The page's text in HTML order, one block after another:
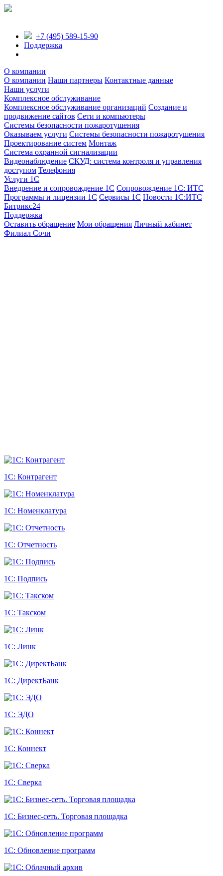
+7 (495) 589-15-90
Поддержка
О компании
О компании Наши партнеры Контактные данные
Наши услуги
Комплексное обслуживание
Комплексное обслуживание организаций Создание и
продвижение сайтов Сети и компьютеры
Системы безопасности пожаротушения
Оказываем услуги Системы безопасности пожаротушения
Проектирование систем Монтаж
Система охранной сигнализации
Видеонаблюдение СКУД: система контроля и управления
доступом Телефония
Услуги 1С
Внедрение и сопровождение 1С Сопровождение 1С: ИТС
Программы и лицензии 1С Сервисы 1С Новости 1С:ИТС
Битрикс24
Поддержка
Оставить обращение Мои обращения Личный кабинет
Филиал Сочи
1С: Контрагент
1С: Номенклатура
1С: Отчетность
1С: Подпись
1С: Такском
1С: Линк
1С: ДиректБанк
1С: ЭДО
1С: Коннект
1С: Сверка
1С: Бизнес-сеть. Торговая площадка
1С: Обновление программ